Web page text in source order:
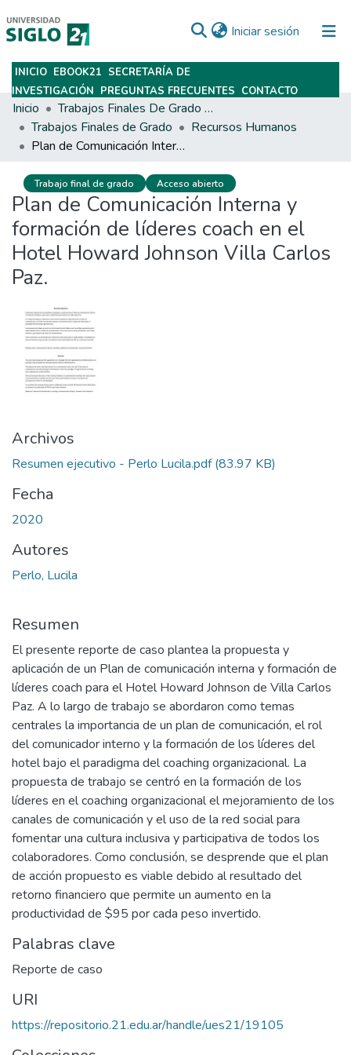
Iniciar sesión (current)
Subir
INICIO EBOOK21 SECRETARÍA DE
INVESTIGACIÓN PREGUNTAS FRECUENTES CONTACTO
Inicio
Trabajos Finales De Grado Y Posgrado
Trabajos Finales de Grado
Recursos Humanos
Plan de Comunicación Interna y formación de líderes coach en el Hotel Howard Johnson Villa Carlos Paz.
Trabajo final de grado Acceso abierto
Plan de Comunicación Interna y
formación de líderes coach en el
Hotel Howard Johnson Villa Carlos
Paz.
Archivos
Resumen ejecutivo - Perlo Lucila.pdf(83.97 KB)
Fecha
2020
Autores
Perlo, Lucila
Resumen
El presente reporte de caso plantea la propuesta y
aplicación de un Plan de comunicación interna y formación de
líderes coach para el Hotel Howard Johnson de Villa Carlos
Paz. A lo largo de trabajo se abordaron como temas
centrales la importancia de un plan de comunicación, el rol
del comunicador interno y la formación de los líderes del
hotel bajo el paradigma del coaching organizacional. La
propuesta de trabajo se centró en la formación de los
líderes en el coaching organizacional el mejoramiento de los
canales de comunicación y el uso de la red social para
fomentar una cultura inclusiva y participativa de todos los
colaboradores. Como conclusión, se desprende que el plan
de acción propuesto es viable debido al resultado del
retorno financiero que permite un aumento en la
productividad de $95 por cada peso invertido.
Palabras clave
Reporte de caso
URI
https://repositorio.21.edu.ar/handle/ues21/19105